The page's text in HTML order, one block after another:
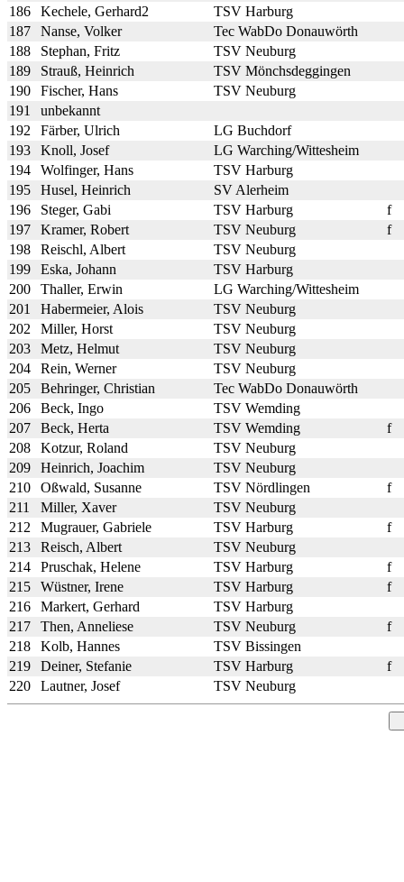
186
Kechele, Gerhard2
TSV Harburg
187
Nanse, Volker
Tec WabDo Donauwörth
188
Stephan, Fritz
TSV Neuburg
189
Strauß, Heinrich
TSV Mönchsdeggingen
190
Fischer, Hans
TSV Neuburg
191
unbekannt
192
Färber, Ulrich
LG Buchdorf
193
Knoll, Josef
LG Warching/Wittesheim
194
Wolfinger, Hans
TSV Harburg
195
Husel, Heinrich
SV Alerheim
196
Steger, Gabi TSV Harburg
f
197
Kramer, Robert TSV Neuburg
f
198
Reischl, Albert
TSV Neuburg
199
Eska, Johann
TSV Harburg
200
Thaller, Erwin
LG Warching/Wittesheim
201
Habermeier, Alois
TSV Neuburg
202
Miller, Horst
TSV Neuburg
203
Metz, Helmut
TSV Neuburg
204
Rein, Werner
TSV Neuburg
205
Behringer, Christian
Tec WabDo Donauwörth
206
Beck, Ingo
TSV Wemding
207
Beck, Herta TSV Wemding
f
208
Kotzur, Roland
TSV Neuburg
209
Heinrich, Joachim
TSV Neuburg
210
Oßwald, Susanne TSV Nördlingen
f
211
Miller, Xaver
TSV Neuburg
212
Mugrauer, Gabriele TSV Harburg
f
213
Reisch, Albert
TSV Neuburg
214
Pruschak, Helene TSV Harburg
f
215
Wüstner, Irene TSV Harburg
f
216
Markert, Gerhard
TSV Harburg
217
Then, Anneliese TSV Neuburg
f
218
Kolb, Hannes
TSV Bissingen
219
Deiner, Stefanie TSV Harburg
f
220
Lautner, Josef TSV Neuburg